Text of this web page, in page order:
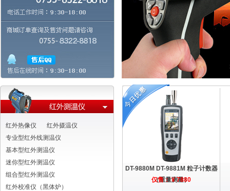
红外热像仪
红外摄温仪
专业型红外线测温仪
基本型红外测温仪
迷你型红外测温仪
组合型红外测温仪
红外校准仪（黑体炉）
DT-9880M DT-9881M 粒子计数器
（重量测量）
仅售： ¥ 7880